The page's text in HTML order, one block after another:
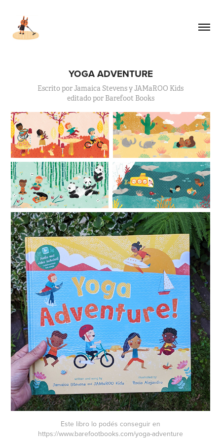
YOGA ADVENTURE
Escrito por Jamaica Stevens y JAMaROO Kids
editado por Barefoot Books
Este libro lo podés conseguir en
https://www.barefootbooks.com/yoga-adventure